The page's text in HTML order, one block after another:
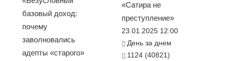
базовый доход:
почему
заволновались
адепты «старого»
«Сатира не
преступление»
23.01.2025 12:00
День за днем
1124 (40821)